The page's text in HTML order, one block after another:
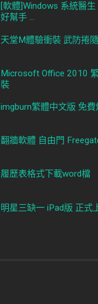
[軟體]Windows 系統醫
好幫手 ...
天堂M體驗衝裝 武防捲
Microsoft Office 2010
裝
imgburn繁體中文版 免
翻牆軟體 自由門
履歷表格式下載word檔
明星三缺一 iPad版 正式